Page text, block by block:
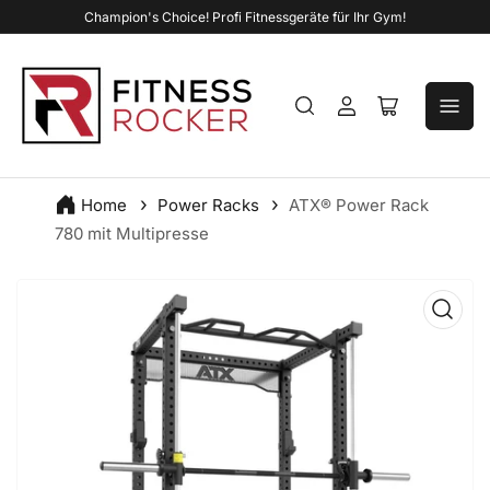
Champion's Choice! Profi Fitnessgeräte für Ihr Gym!
Anmelden
Mini-
Warenkorb
Home Power Racks
ATX® Power Rack
780 mit Multipresse